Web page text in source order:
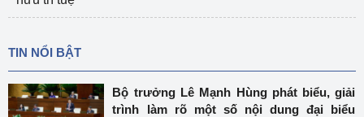
TIN NỔI BẬT
Bộ trưởng Lê Mạnh Hùng phát biểu, giải
trình làm rõ một số nội dung đại biểu